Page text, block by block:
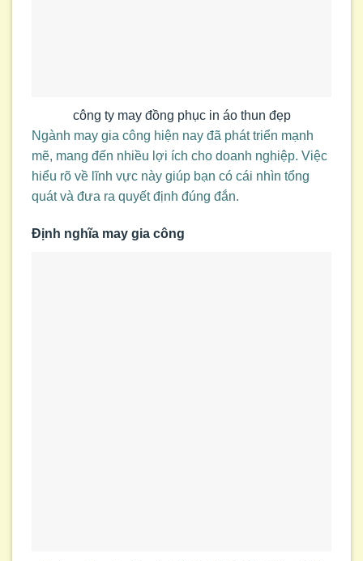
công ty may đồng phục in áo thun đẹp
Ngành may gia công hiện nay đã phát triển mạnh
mẽ, mang đến nhiều lợi ích cho doanh nghiệp. Việc
hiểu rõ về lĩnh vực này giúp bạn có cái nhìn tổng
quát và đưa ra quyết định đúng đắn.
Định nghĩa may gia công